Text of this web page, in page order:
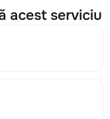
acest serviciu